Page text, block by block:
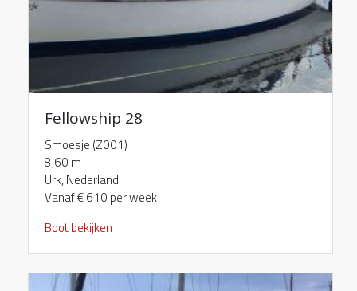
Fellowship 28
Smoesje (Z001)
8,60 m
Urk, Nederland
Vanaf € 610 per week
Boot bekijken